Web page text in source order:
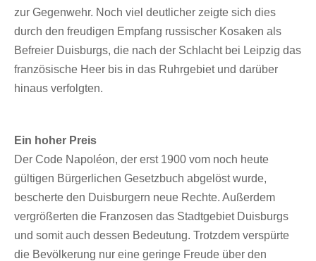
zur Gegenwehr. Noch viel deutlicher zeigte sich dies
durch den freudigen Empfang russischer Kosaken als
Befreier Duisburgs, die nach der Schlacht bei Leipzig das
französische Heer bis in das Ruhrgebiet und darüber
hinaus verfolgten.
Ein hoher Preis
Der Code Napoléon, der erst 1900 vom noch heute
gültigen Bürgerlichen Gesetzbuch abgelöst wurde,
bescherte den Duisburgern neue Rechte. Außerdem
vergrößerten die Franzosen das Stadtgebiet Duisburgs
und somit auch dessen Bedeutung. Trotzdem verspürte
die Bevölkerung nur eine geringe Freude über den